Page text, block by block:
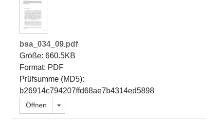
bsa_034_09.pdf
Größe: 660.5KB
Format: PDF
Prüfsumme (MD5):
b26914c794207ffd68ae7b4314ed5898
Öffnen Dropdown öffnen